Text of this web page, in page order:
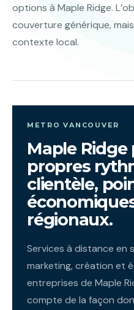
options à Maple Ridge.
couverture générique,
contexte local.
METRO VANCOUVER
Maple Ridge
propres
clientèle,
régionaux.
Services à distance en
marketing, création et
entreprises de Maple
compte de la façon